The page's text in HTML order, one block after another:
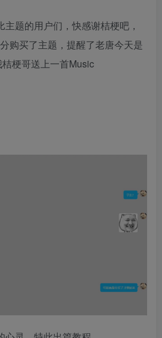
题的用户们，快感谢桔梗吧，
购买了主题，提醒了老唐今天是
梗哥送上一首Music